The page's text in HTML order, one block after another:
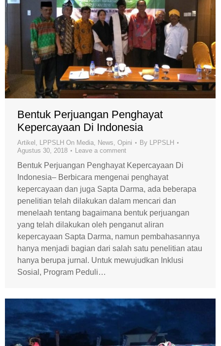
Bentuk Perjuangan Penghayat
Kepercayaan Di Indonesia
Artikel , LPPSLH On Media, News, Opini By LPPSLH
Agustus 30, 2018
Leave a comment
Bentuk Perjuangan Penghayat Kepercayaan Di
Indonesia– Berbicara mengenai penghayat
kepercayaan dan juga Sapta Darma, ada beberapa
penelitian telah dilakukan dalam mencari dan
menelaah tentang bagaimana bentuk perjuangan
yang telah dilakukan oleh penganut aliran
kepercayaan Sapta Darma, namun pembahasannya
hanya menjadi bagian dari salah satu penelitian atau
hanya berupa jurnal. Untuk mewujudkan Inklusi
Sosial, Program Peduli…